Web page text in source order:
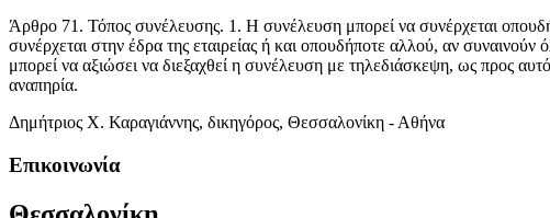
Άρθρο 71. Τόπος συνέλευσης. 1. Η συνέλευση μπορεί να συνέρχεται
συνέρχεται στην έδρα της εταιρείας ή και οπουδήποτε αλλού, αν
μπορεί να αξιώσει να διεξαχθεί η συνέλευση με τηλεδιάσκεψη, ως προς
αναπηρία.
Δημήτριος Χ. Καραγιάννης, δικηγόρος, Θεσσαλονίκη - Αθήνα
Επικοινωνία